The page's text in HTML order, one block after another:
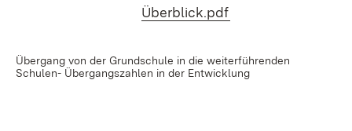
Überblick.pdf
Übergang von der Grundschule in die weiterführenden
Schulen- Übergangszahlen in der Entwicklung